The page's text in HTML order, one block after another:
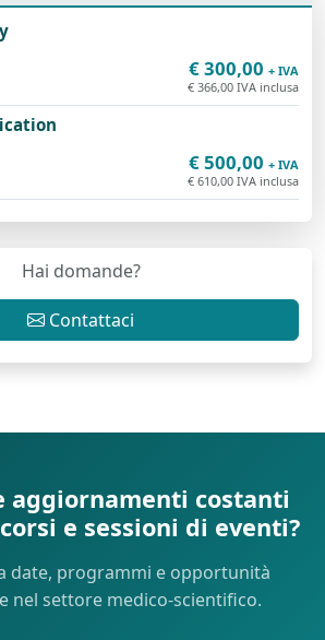
€ 300,00 + IVA
€ 366,00 IVA inclusa
€ 500,00 + IVA
€ 610,00 IVA inclusa
Hai domande?
Contattaci
aggiornamenti costanti
e sessioni di eventi?
date, programmi e opportunità
nel settore medico-scientifico.